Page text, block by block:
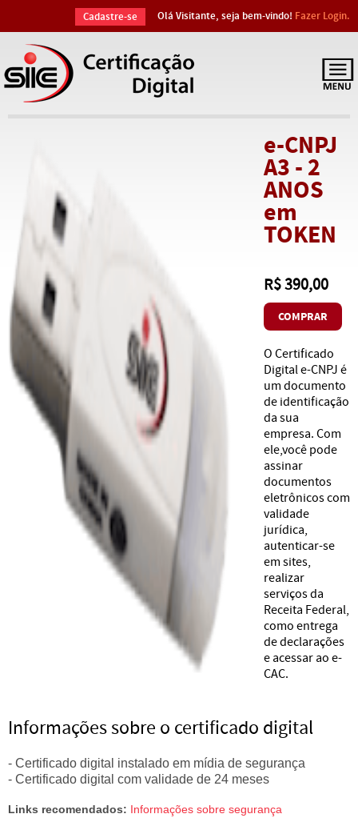
Olá Visitante, seja bem-vindo! Fazer Login.
Cadastre-se
e-CNPJ
A3 - 2
ANOS
em
TOKEN
R$ 390,00
COMPRAR
O Certificado
Digital e-CNPJ é
um documento
de identificação
da sua
empresa. Com
ele,você pode
assinar
documentos
eletrônicos com
validade
jurídica,
autenticar-se
em sites,
realizar
serviços da
Receita Federal,
como entrega
de declarações
e acessar ao e-
CAC.
Informações sobre o certificado digital
- Certificado digital instalado em mídia de segurança
- Certificado digital com validade de 24 meses
Links recomendados: Informações sobre segurança